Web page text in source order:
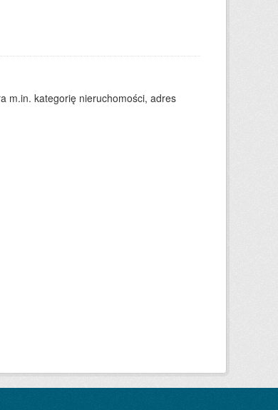
m.in. kategorię nieruchomości, adres